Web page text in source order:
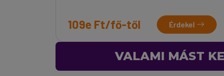
109e Ft/fő-től Érdekel
VALAMI MÁST